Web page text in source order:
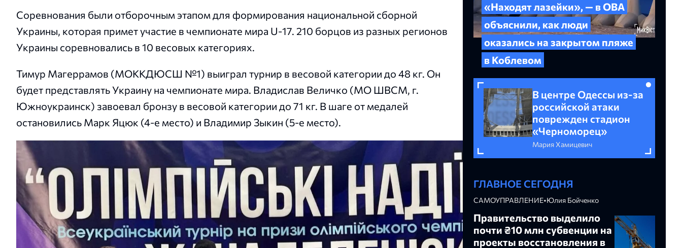
Соревнования были отборочным этапом для формирования национальной сборной
Украины, которая примет участие в чемпионате мира U-17. 210 борцов из разных регионов
Украины соревновались в 10 весовых категориях.
Тимур Магеррамов (МОККДЮСШ №1) выиграл турнир в весовой категории до 48 кг. Он
будет представлять Украину на чемпионате мира. Владислав Величко (МО ШВСМ, г.
Южноукраинск) завоевал бронзу в весовой категории до 71 кг. В шаге от медалей
остановились Марк Яцюк (4-е место) и Владимир Зыкин (5-е место).
«Находят лазейки», — в ОВА
объяснили, как люди
оказались на закрытом пляже
в Коблевом
В центре Одессы из-за
российской атаки
поврежден стадион
«Черноморец»
Мария Хамицевич
ГЛАВНОЕ СЕГОДНЯ
САМОУПРАВЛЕНИЕ•Юлия Бойченко
Правительство выделило
почти ₴10 млн субвенции на
проекты восстановления в